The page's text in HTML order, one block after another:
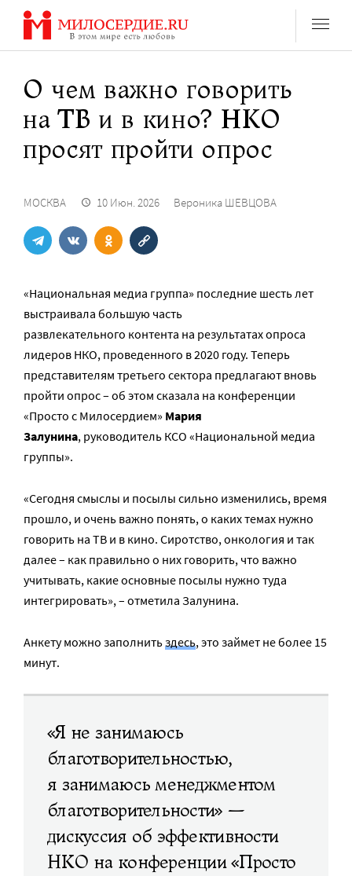
Перейти
содержанию
О чем важно говорить
на ТВ и в кино? НКО
просят пройти опрос
МОСКВА 10 Июн. 2026 Вероника ШЕВЦОВА
«Национальная медиа группа» последние шесть лет
выстраивала большую часть
развлекательного контента на результатах опроса
лидеров НКО, проведенного в 2020 году. Теперь
представителям третьего сектора предлагают вновь
пройти опрос – об этом сказала на конференции
«Просто с Милосердием» Мария
Залунина, руководитель КСО «Национальной медиа
группы».
«Сегодня смыслы и посылы сильно изменились, время
прошло, и очень важно понять, о каких темах нужно
говорить на ТВ и в кино. Сиротство, онкология и так
далее – как правильно о них говорить, что важно
учитывать, какие основные посылы нужно туда
интегрировать», – отметила Залунина.
Анкету можно заполнитьздесь, это займет не более 15
минут.
«Я не занимаюсь
благотворительностью,
я занимаюсь менеджментом
благотворительности» —
дискуссия об эффективности
НКО на конференции «Просто